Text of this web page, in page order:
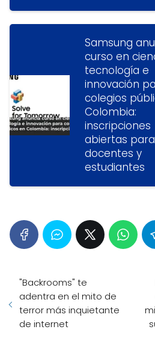
Samsung
curso en
tecnología e
innovación
colegios
Colombia:
inscripciones
abiertas para
docentes y
estudiantes
"Backrooms" te
adentra en el mito de
terror más inquietante
de internet